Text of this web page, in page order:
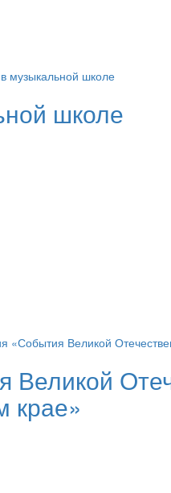
школе
Великой
крае»